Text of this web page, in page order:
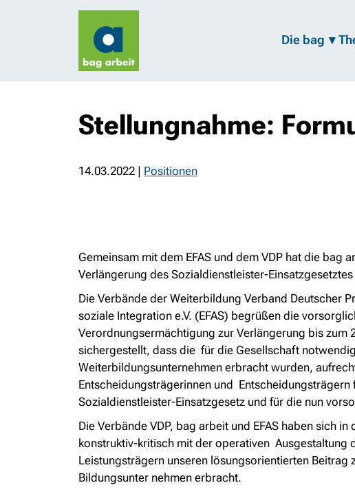
Die bag
Stellungnahme:
14.03.2022 | Positionen
Gemeinsam mit dem EFAS und dem VDP hat die bag
Verlängerung des Sozialdienstleister-
Die Verbände der Weiterbildung Verband Deutscher
soziale Integration e.V. (EFAS) begrüßen die
Verordnungsermächtigung zur Verlängerung bis zum
sichergestellt, dass die für die Gesellschaft
Weiterbildungsunternehmen erbracht wurden,
Entscheidungsträgerinnen und
Sozialdienstleister-Einsatzgesetz und für die nun
Die Verbände VDP, bag arbeit und EFAS haben sich
konstruktiv-kritisch mit der operativen Ausgestaltung
Leistungsträgern unseren lösungsorientierten
Bildungsunter nehmen erbracht.